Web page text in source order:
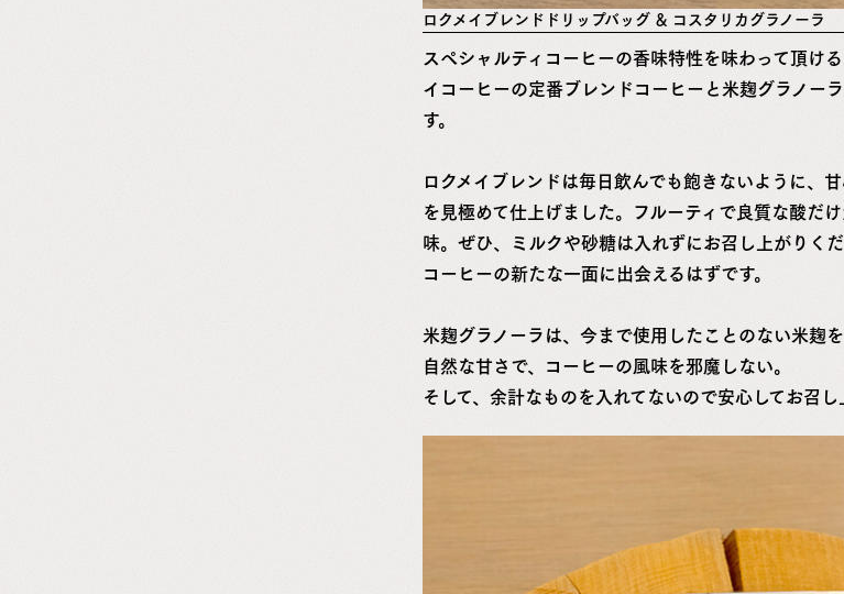
ロクメイブレンドドリップバッグ ＆ コスタリカグラノーラ
スペシャルティコーヒーの香味特性を味わって頂け
イコーヒーの定番ブレンドコーヒーと米麹グラノー
す。
ロクメイブレンドは毎日飲んでも飽きないように、
を見極めて仕上げました。フルーティで良質な酸だ
味。ぜひ、ミルクや砂糖は入れずにお召し上がりくだ
コーヒーの新たな一面に出会えるはずです。
米麹グラノーラは、今まで使用したことのない米麹を
自然な甘さで、コーヒーの風味を邪魔しない。
そして、余計なものを入れてないので安心してお召し